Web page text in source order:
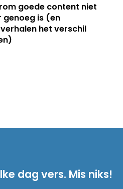
goede content niet
genoeg is (en
het verschil
dag vers. Mis niks!